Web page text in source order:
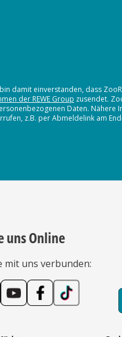
damit einverstanden, dass
der REWE Group zusendet.
Daten.
z.B. per Abmeldelink am
uns Online
mit uns verbunden: